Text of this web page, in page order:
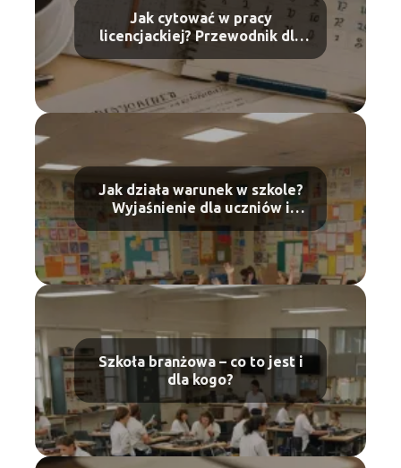
Jak cytować w pracy
licencjackiej? Przewodnik dla
studentów
Jak działa warunek w szkole?
Wyjaśnienie dla uczniów i
rodziców
Szkoła branżowa – co to jest i
dla kogo?